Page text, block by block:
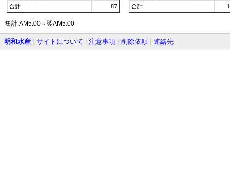
合計
87
合計
集計:AM5:00～翌AM5:00
明和水産 サイトについて 注意事項 削除依頼 連絡先